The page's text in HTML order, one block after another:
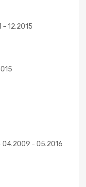
- 12.2015
04.2009 - 05.2016